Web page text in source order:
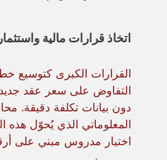
اتخاذ قرارات مالية
القرارات الكبرى كتوسيع خط
التفاوض على سعر عقد جديد
دون بيانات تكلفة دقيقة.
المعلوماتي الذي يُحوّل هذه
اختيار مدروس مبني على